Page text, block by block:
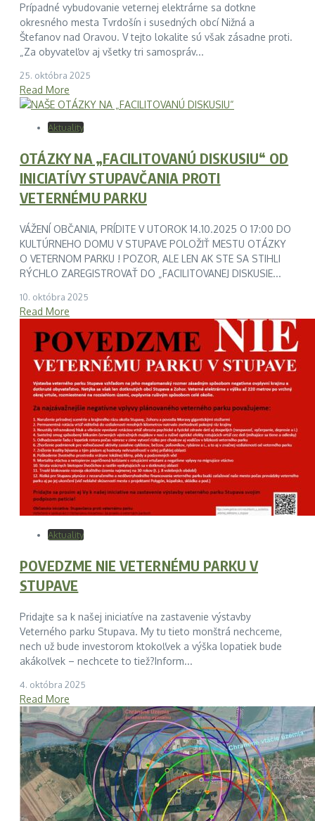
Prípadné vybudovanie veternej elektrárne sa dotkne
okresného mesta Tvrdošín i susedných obcí Nižná a
Štefanov nad Oravou. V tejto lokalite sú však zásadne proti.
„Za obyvateľov aj všetky tri samospráv...
25. októbra 2025
Read More
Aktuality
OTÁZKY NA „FACILITOVANÚ DISKUSIU“ OD
INICIATÍVY STUPAVČANIA PROTI
VETERNÉMU PARKU
VÁŽENÍ OBČANIA, PRÍDITE V UTOROK 14.10.2025 O 17:00 DO
KULTÚRNEHO DOMU V STUPAVE POLOŽIŤ MESTU OTÁZKY
O VETERNOM PARKU ! POZOR, ALE LEN AK STE SA STIHLI
RÝCHLO ZAREGISTROVAŤ DO „FACILITOVANEJ DISKUSIE...
10. októbra 2025
Read More
Aktuality
POVEDZME NIE VETERNÉMU PARKU V
STUPAVE
Pridajte sa k našej iniciatíve na zastavenie výstavby
Veterného parku Stupava. My tu tieto monštrá nechceme,
nech už bude investorom ktokoľvek a výška lopatiek bude
akákoľvek – nechcete to tiež?Inform...
4. októbra 2025
Read More